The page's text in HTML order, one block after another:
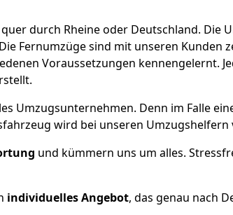
durch Rheineoder Deutschland. Die
Fernumzüge sind mit unseren Kunden
Voraussetzungen kennengelernt.
Umzugsunternehmen. Denn im Falle
wird bei unseren
und kümmern uns um alles.
individuelles Angebot, das genau nach